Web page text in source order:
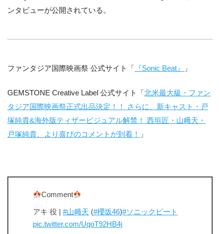
ンタビューが公開されている。
ファンタジア国際映画祭 公式サイト「 『Sonic Beat』 」
GEMSTONE Creative Label 公式サイト「 北米最大級・ファン
タジア国際映画祭正式出品決定！！ さらに、新キャスト・戸
塚純貴&海外版ティザービジュアル解禁！ 西垣匠・山﨑天・
戸塚純貴、より喜びのコメントが到着！
」
Comment
アキ 役 | #山﨑天 (#櫻坂46)#ソニックビート
pic.twitter.com/UqoT92HB4j